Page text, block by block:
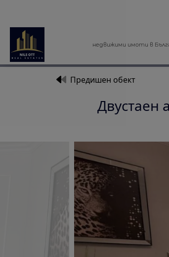
недвижими имоти в
Предишен обект
Двустаен